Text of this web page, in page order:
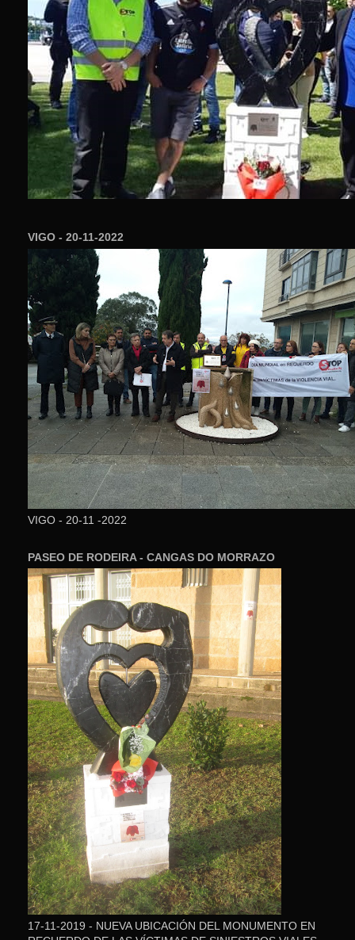
VIGO - 20-11-2022
VIGO - 20-11 -2022
PASEO DE RODEIRA - CANGAS DO MORRAZO
17-11-2019 - NUEVA UBICACIÓN DEL MONUMENTO EN